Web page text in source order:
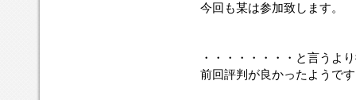
今回も某は参加致します。
・・・・・・・・と言うよ
前回評判が良かったようで